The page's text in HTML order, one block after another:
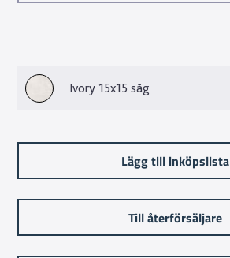
Ivory 15x15 såg
Lägg till inköpslista
Till återförsäljare